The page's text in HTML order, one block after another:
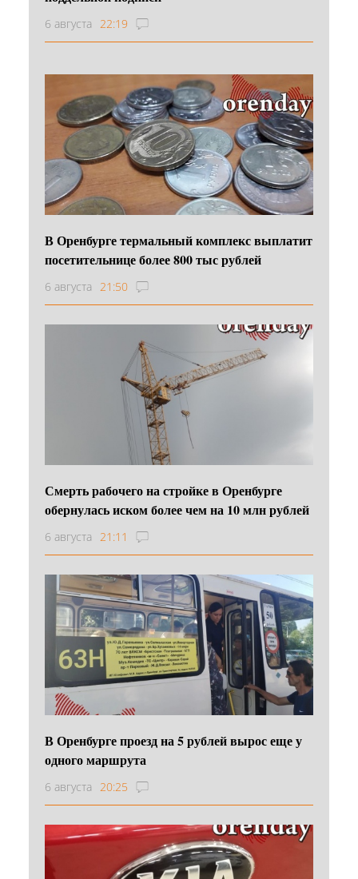
6 августа 22:19
В Оренбурге термальный комплекс выплатит
посетительнице более 800 тыс рублей
6 августа 21:50
Смерть рабочего на стройке в Оренбурге
обернулась иском более чем на 10 млн рублей
6 августа 21:11
В Оренбурге проезд на 5 рублей вырос еще у
одного маршрута
6 августа 20:25